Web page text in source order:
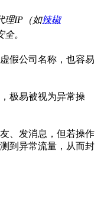
理IP（如辣椒
。
假公司名称，也容易
极易被视为异常操
、发消息，但若操作
到异常流量，从而封